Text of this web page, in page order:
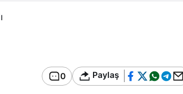
0 Paylaş
Genel